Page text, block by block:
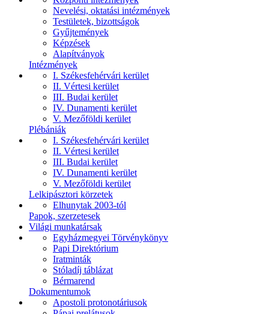
Nevelési, oktatási intézmények
Testületek, bizottságok
Gyűjtemények
Képzések
Alapítványok
Intézmények
I. Székesfehérvári kerület
II. Vértesi kerület
III. Budai kerület
IV. Dunamenti kerület
V. Mezőföldi kerület
Plébániák
I. Székesfehérvári kerület
II. Vértesi kerület
III. Budai kerület
IV. Dunamenti kerület
V. Mezőföldi kerület
Lelkipásztori körzetek
Elhunytak 2003-tól
Papok, szerzetesek
Világi munkatársak
Egyházmegyei Törvénykönyv
Papi Direktórium
Iratminták
Stóladíj táblázat
Bérmarend
Dokumentumok
Apostoli protonotáriusok